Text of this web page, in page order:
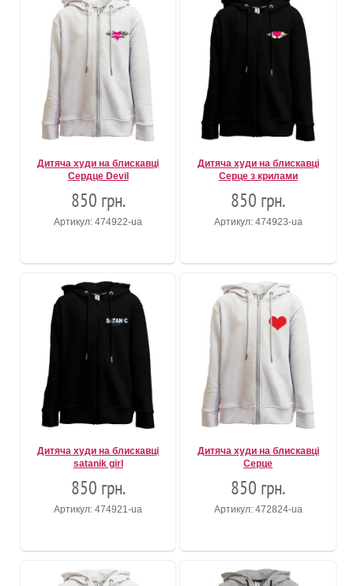
Дитяча худи на блискавці
Сердце Devil
850 грн.
Артикул: 474922-ua
Дитяча худи на блискавці
Серце з крилами
850 грн.
Артикул: 474923-ua
Дитяча худи на блискавці
satanik girl
850 грн.
Артикул: 474921-ua
Дитяча худи на блискавці
Серце
850 грн.
Артикул: 472824-ua